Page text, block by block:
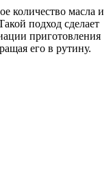
количество масла и
подход сделает
приготовления
его в рутину.